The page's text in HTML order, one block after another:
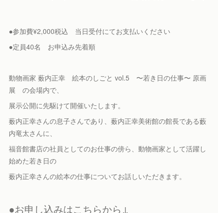
●参加費¥2,000税込 当日受付にてお支払いください
●定員40名 お申込み先着順
動物画家 薮内正幸 絵本のしごと vol.5 〜若き日の仕事〜 原画
展 の会場内で、
展示公開に先駆けて開催いたします。
薮内正幸さんの息子さんであり、薮内正幸美術館の館長である藪
内竜太さんに、
福音館書店の社員としてのお仕事の傍ら、動物画家として活躍し
始めた若き日の
薮内正幸さんの絵本の仕事についてお話しいただきます。
●お申し込みはこちらから↓